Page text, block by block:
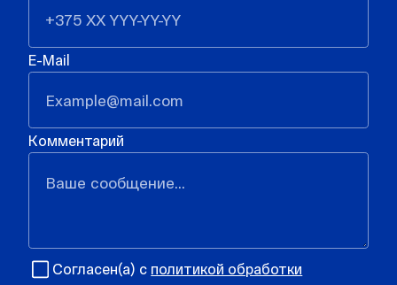
E-Mail
Комментарий
Согласен(а) с политикой обработки